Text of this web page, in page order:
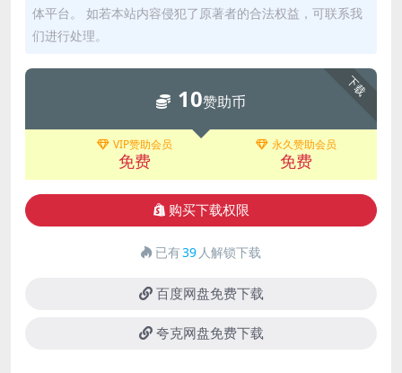
体平台。 如若本站内容侵犯了原著者的合法权益，可联系我
们进行处理。
下载
10赞助币
VIP赞助会员
免费
永久赞助会员
免费
购买下载权限
已有39 人解锁下载
百度网盘免费下载
夸克网盘免费下载